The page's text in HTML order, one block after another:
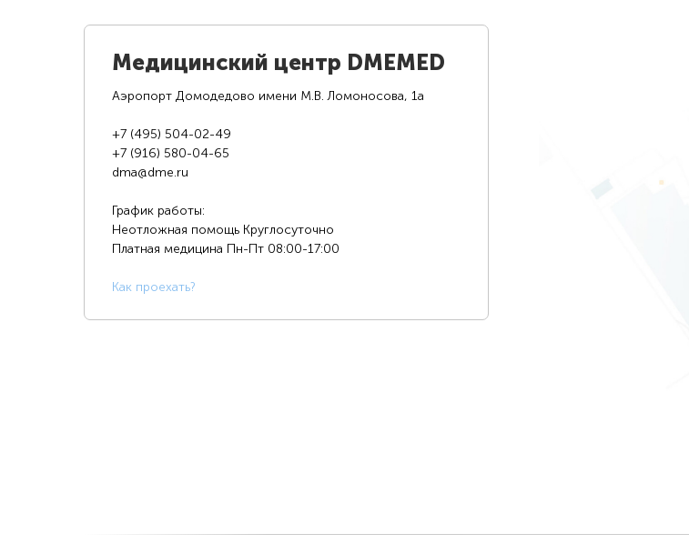
Медицинский центр DMEMED
Аэропорт Домодедово имени М.В. Ломоносова, 1а
+7 (495) 504-02-49
+7 (916) 580-04-65
dma@dme.ru
График работы:
Неотложная помощь Круглосуточно
Платная медицина Пн-Пт 08:00-17:00
Как проехать?